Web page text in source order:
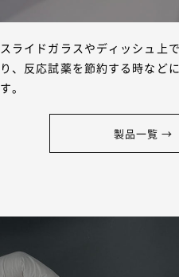
スライドガラスやディッシュ上
り、反応試薬を節約する時など
す。
製品一覧 →